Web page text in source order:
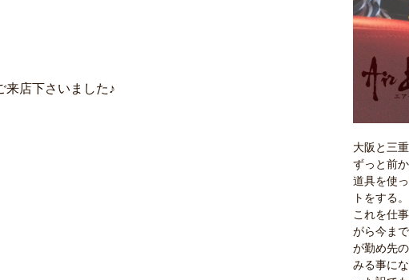
来店下さいました♪
大阪と三
ずっと前
道具を使
トをする。
これを仕
がら今ま
が勤め先
みる事に